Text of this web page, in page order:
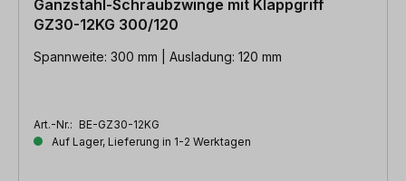
Ganzstahl-Schraubzwinge mit Klappgriff
GZ30-12KG 300/120
Spannweite: 300 mm | Ausladung: 120 mm
Art.-Nr.: BE-GZ30-12KG
Auf Lager, Lieferung in 1-2 Werktagen